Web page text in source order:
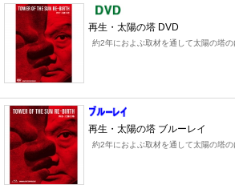
再生・太陽の塔 DVD
約2年におよぶ取材を通して太陽の塔の
再生・太陽の塔 ブルーレイ
約2年におよぶ取材を通して太陽の塔の